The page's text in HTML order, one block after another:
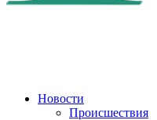
Новости
Происшествия